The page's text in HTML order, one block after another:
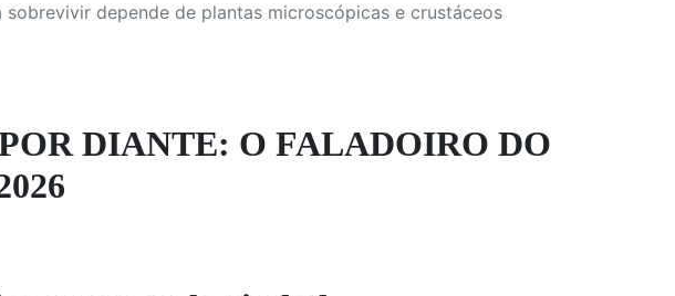
depende de plantas microscópicas e crustáceos
DIANTE: O FALADOIRO DO